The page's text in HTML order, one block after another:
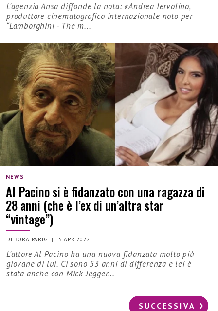
L'agenzia Ansa diffonde la nota: «Andrea Iervolino,
produttore cinematografico internazionale noto per
“Lamborghini - The m...
NEWS
Al Pacino si è fidanzato con una ragazza di
28 anni (che è l’ex di un’altra star
“vintage”)
DEBORA PARIGI | 15 APR 2022
L'attore Al Pacino ha una nuova fidanzata molto più
giovane di lui. Ci sono 53 anni di differenza e lei è
stata anche con Mick Jegger...
SUCCESSIVA